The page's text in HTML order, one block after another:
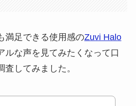
満足できる使用感のZuvi Halo
ルな声を見てみたくなって口
査してみました。